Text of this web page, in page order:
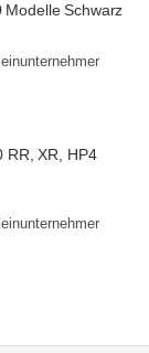
Modelle Schwarz
RR, XR, HP4